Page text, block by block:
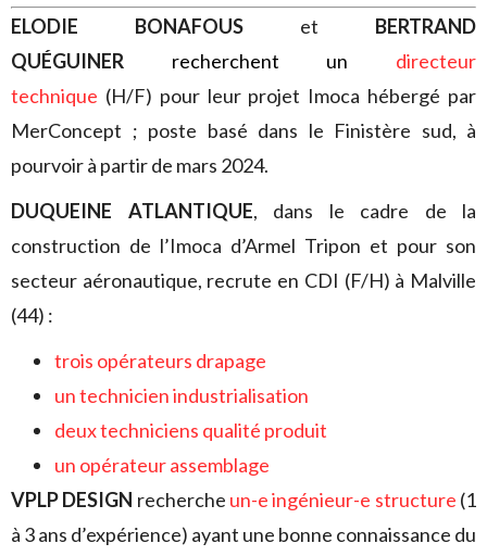
ELODIE BONAFOUS et BERTRAND
QUÉGUINER recherchent un directeur
technique (H/F) pour leur projet Imoca hébergé par
MerConcept ; poste basé dans le Finistère sud, à
pourvoir à partir de mars 2024.
DUQUEINE ATLANTIQUE, dans le cadre de la
construction de l’Imoca d’Armel Tripon et pour son
secteur aéronautique, recrute en CDI (F/H) à Malville
(44) :
trois opérateurs drapage
un technicien industrialisation
deux techniciens qualité produit
un opérateur assemblage
VPLP DESIGN recherche un-e ingénieur-e structure (1
à 3 ans d’expérience) ayant une bonne connaissance du